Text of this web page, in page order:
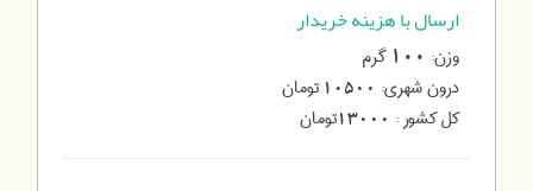
ارسال با هزینه خریدار
وزن:
گرم
درون شهری: 10500 تومان
کل کشور : 13000تومان